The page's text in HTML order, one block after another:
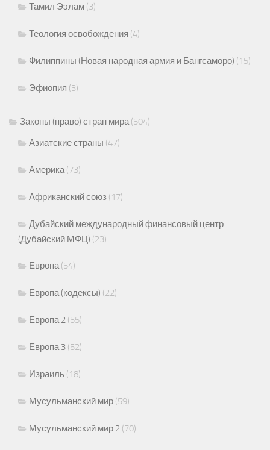
Тамил Ээлам (3)
Теология освобождения (4)
Филиппины (Новая народная армия и Бангсаморо) (15)
Эфиопия (3)
Законы (право) стран мира(504)
Азиатские страны (47)
Америка(73)
Африканский союз (17)
Дубайский международный финансовый центр
(Дубайский МФЦ) (23)
Европа(54)
Европа (кодексы) (22)
Европа 2 (55)
Европа 3 (52)
Израиль (18)
Мусульманский мир (59)
Мусульманский мир 2 (70)